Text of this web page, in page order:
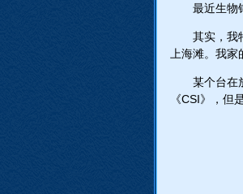
最近生物
其实，我
上海滩。我
某个台在
《CSI》，但